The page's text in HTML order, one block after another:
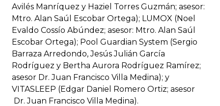
Avilés Manríquez y Haziel Torres Guzmán; asesor:
Mtro. Alan Saúl Escobar Ortega); LUMOX (Noel
Evaldo Cossío Abúndez; asesor: Mtro. Alan Saúl
Escobar Ortega); Pool Guardian System (Sergio
Barraza Arredondo, Jesús Julián García
Rodríguez y Bertha Aurora Rodríguez Ramírez;
asesor Dr. Juan Francisco Villa Medina); y
VITASLEEP (Edgar Daniel Romero Ortiz; asesor
Dr. Juan Francisco Villa Medina).